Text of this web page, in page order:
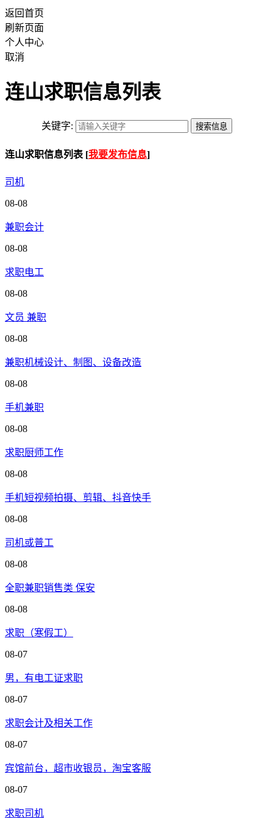
返回首页
刷新页面
个人中心
取消
连山求职信息列表
关键字:
连山求职信息列表 [我要发布信息]
司机
08-08
兼职会计
08-08
求职电工
08-08
文员 兼职
08-08
兼职机械设计、制图、设备改造
08-08
手机兼职
08-08
求职厨师工作
08-08
手机短视频拍摄、剪辑、抖音快手
08-08
司机或普工
08-08
全职兼职销售类 保安
08-08
求职（寒假工）
08-07
男，有电工证求职
08-07
求职会计及相关工作
08-07
宾馆前台，超市收银员，淘宝客服
08-07
求职司机